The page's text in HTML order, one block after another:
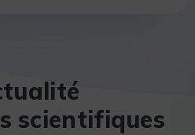
scientifiques